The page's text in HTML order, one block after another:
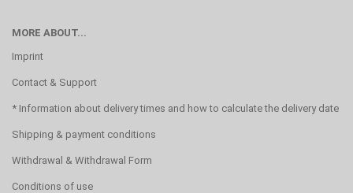
MORE ABOUT...
Imprint
Contact & Support
* Information about delivery times and how to calculate the delivery date
Shipping & payment conditions
Withdrawal & Withdrawal Form
Conditions of use